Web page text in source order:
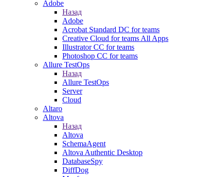
Adobe
Назад
Adobe
Acrobat Standard DC for teams
Creative Cloud for teams All Apps
Illustrator CC for teams
Photoshop CC for teams
Allure TestOps
Назад
Allure TestOps
Server
Cloud
Altaro
Altova
Назад
Altova
SchemaAgent
Altova Authentic Desktop
DatabaseSpy
DiffDog